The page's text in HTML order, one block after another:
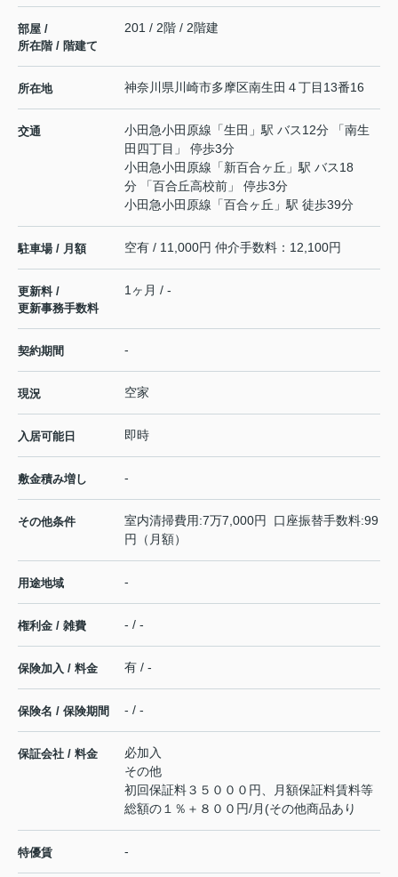
部屋 /
所在階 / 階建て
201 / 2階 / 2階建
所在地 神奈川県 川崎市多摩区南生田 ４丁目13番16
交通 小田急小田原線 「生田 」駅 バス12分 「南生
田四丁目」 停歩3分
小田急小田原線 「新百合ヶ丘 」駅 バス18
分 「百合丘高校前」 停歩3分
小田急小田原線 「百合ヶ丘 」駅 徒歩39分
駐車場 / 月額 空有 / 11,000円 仲介手数料：12,100円
更新料 /
更新事務手数料
1ヶ月 / -
契約期間 -
現況 空家
入居可能日 即時
敷金積み増し -
その他条件
室内清掃費用:7万7,000円 口座振替手数料:99
円（月額）
用途地域 -
権利金 / 雑費 - / -
保険加入 / 料金 有 / -
保険名 / 保険期間 - / -
保証会社 / 料金
必加入
その他
初回保証料３５０００円、月額保証料賃料等
総額の１％＋８００円/月(その他商品あり
特優賃 -